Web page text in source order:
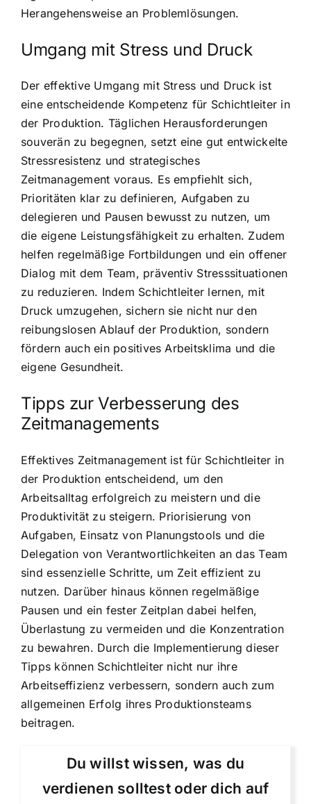
Herangehensweise an Problemlösungen.
Umgang mit Stress und Druck
Der effektive Umgang mit Stress und Druck ist
eine entscheidende Kompetenz für Schichtleiter in
der Produktion. Täglichen Herausforderungen
souverän zu begegnen, setzt eine gut entwickelte
Stressresistenz und strategisches
Zeitmanagement voraus. Es empfiehlt sich,
Prioritäten klar zu definieren, Aufgaben zu
delegieren und Pausen bewusst zu nutzen, um
die eigene Leistungsfähigkeit zu erhalten. Zudem
helfen regelmäßige Fortbildungen und ein offener
Dialog mit dem Team, präventiv Stresssituationen
zu reduzieren. Indem Schichtleiter lernen, mit
Druck umzugehen, sichern sie nicht nur den
reibungslosen Ablauf der Produktion, sondern
fördern auch ein positives Arbeitsklima und die
eigene Gesundheit.
Tipps zur Verbesserung des
Zeitmanagements
Effektives Zeitmanagement ist für Schichtleiter in
der Produktion entscheidend, um den
Arbeitsalltag erfolgreich zu meistern und die
Produktivität zu steigern. Priorisierung von
Aufgaben, Einsatz von Planungstools und die
Delegation von Verantwortlichkeiten an das Team
sind essenzielle Schritte, um Zeit effizient zu
nutzen. Darüber hinaus können regelmäßige
Pausen und ein fester Zeitplan dabei helfen,
Überlastung zu vermeiden und die Konzentration
zu bewahren. Durch die Implementierung dieser
Tipps können Schichtleiter nicht nur ihre
Arbeitseffizienz verbessern, sondern auch zum
allgemeinen Erfolg ihres Produktionsteams
beitragen.
Du willst wissen, was du
verdienen solltest oder dich auf